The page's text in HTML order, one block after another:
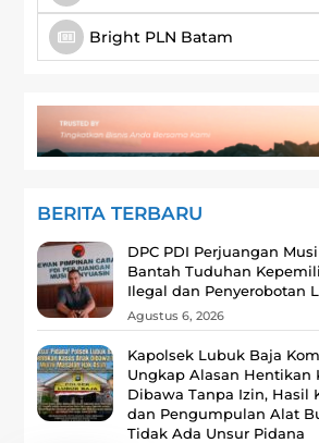
Bright PLN Batam
BERITA TERBARU
DPC PDI Perjuangan
Bantah Tuduhan
Ilegal dan Penyerobotan
Agustus 6, 2026
Kapolsek Lubuk Baja
Ungkap Alasan Hentikan
Dibawa Tanpa Izin, Hasil
dan Pengumpulan Alat
Tidak Ada Unsur Pidana